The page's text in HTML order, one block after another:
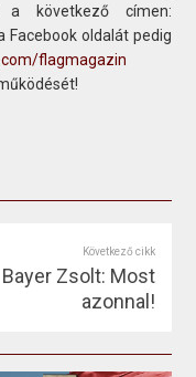
következő címen:
Facebook oldalát pedig
flagmagazin
Következő cikk
Bayer Zsolt: Most
azonnal!